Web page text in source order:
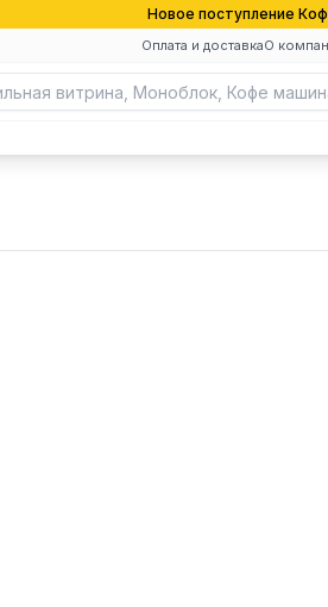
Новое поступление
Оплата и доставкаО